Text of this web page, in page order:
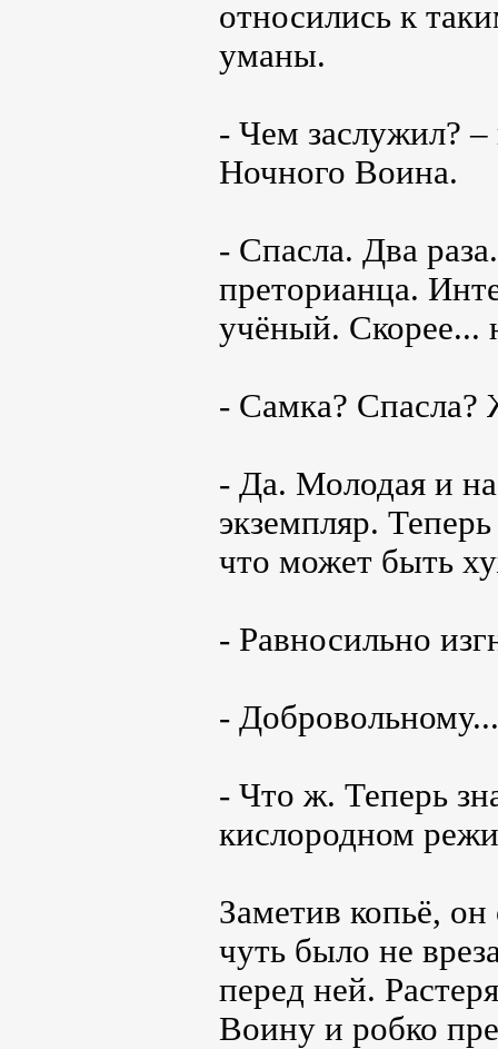
относились к
уманы.
- Чем заслужил? –
Ночного Воина.
- Спасла. Два
преторианца.
учёный. Скорее...
- Самка? Спасла?
- Да. Молодая и
экземпляр.
что может быть
- Равносильно
- Добровольному...
- Что ж. Теперь
кислородном
Заметив копьё,
чуть было не
перед ней.
Воину и робко